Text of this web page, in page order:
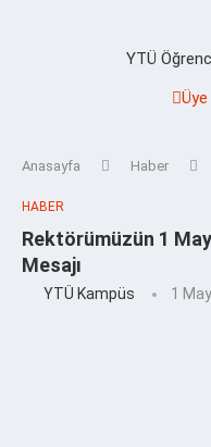
YTÜ
Anasayfa Haber
HABER
Rektörümüzün 1
Mesajı
YTÜ Kampüs 1